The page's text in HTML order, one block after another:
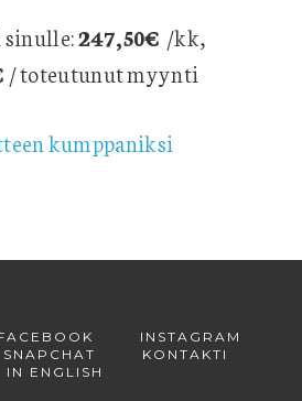
247,50€ /kk,
/ toteutunut myynti
kumppaniksi
INSTAGRAM
SNAPCHAT
KONTAKTI
IN ENGLISH